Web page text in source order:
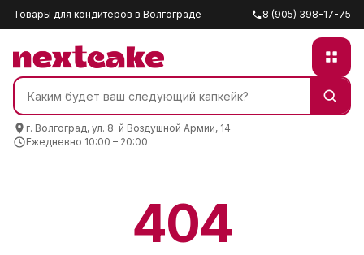
Товары для кондитеров в Волгограде 8 (905) 398-17-75
г. Волгоград, ул. 8-й Воздушной Армии, 14
Ежедневно 10:00 – 20:00
404